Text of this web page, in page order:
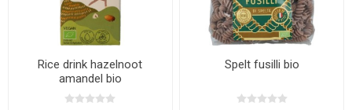
Rice drink hazelnoot
amandel bio
Spelt fusilli bio